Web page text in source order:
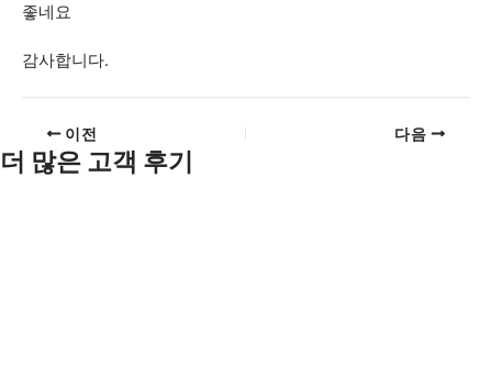
좋네요
감사합니다.
이전 다음
더 많은 고객 후기